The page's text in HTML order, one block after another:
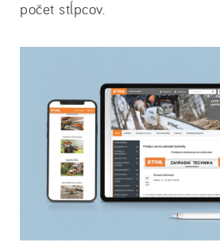
počet stĺpcov.